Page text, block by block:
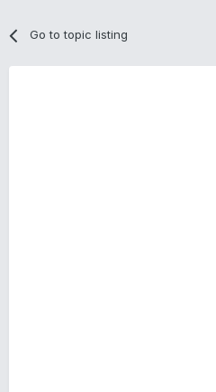
Go to topic listing